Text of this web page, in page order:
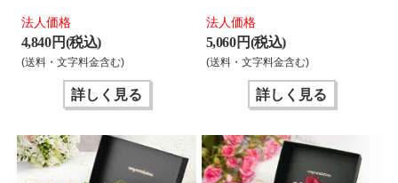
法人価格
4,840 円(税込)
(送料・文字料金含む)
詳しく見る
法人価格
5,060 円(税込)
(送料・文字料金含む)
詳しく見る